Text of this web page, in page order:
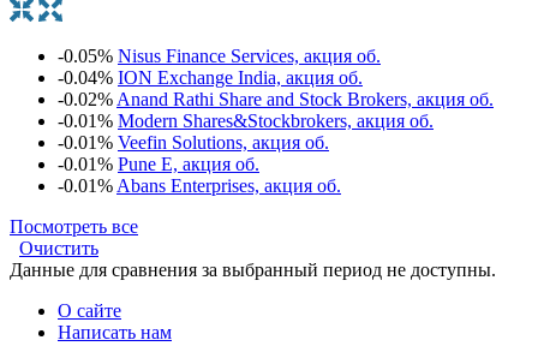
-0.05% Nisus Finance Services, акция об.
-0.04% ION Exchange India, акция об.
-0.02% Anand Rathi Share and Stock Brokers, акция об.
-0.01% Modern Shares&Stockbrokers, акция об.
-0.01% Veefin Solutions, акция об.
-0.01% Pune E, акция об.
-0.01% Abans Enterprises, акция об.
Посмотреть все
Очистить
Данные для сравнения за выбранный период не доступны.
О сайте
Написать нам